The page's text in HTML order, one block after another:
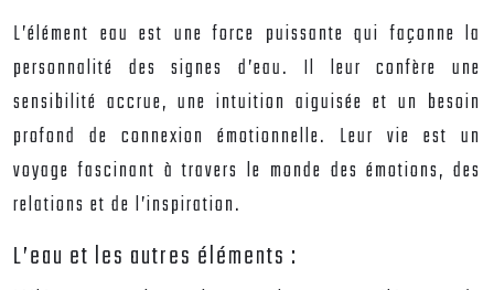
L’élément eau est une force puissante qui façonne la
personnalité des signes d’eau. Il leur confère une
sensibilité accrue, une intuition aiguisée et un besoin
profond de connexion émotionnelle. Leur vie est un
voyage fascinant à travers le monde des émotions, des
relations et de l’inspiration.
L’eau et les autres éléments :